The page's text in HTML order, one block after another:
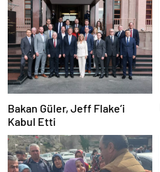
Bakan Güler, Jeff Flake’i
Kabul Etti